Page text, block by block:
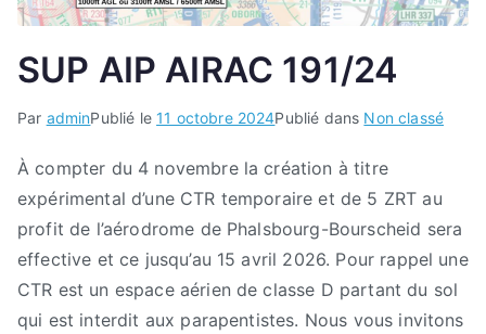
SUP AIP AIRAC 191/24
Par adminPublié le11 octobre 2024Publié dans Non classé
À compter du 4 novembre la création à titre
expérimental d’une CTR temporaire et de 5 ZRT au
profit de l’aérodrome de Phalsbourg-Bourscheid sera
effective et ce jusqu’au 15 avril 2026. Pour rappel une
CTR est un espace aérien de classe D partant du sol
qui est interdit aux parapentistes. Nous vous invitons